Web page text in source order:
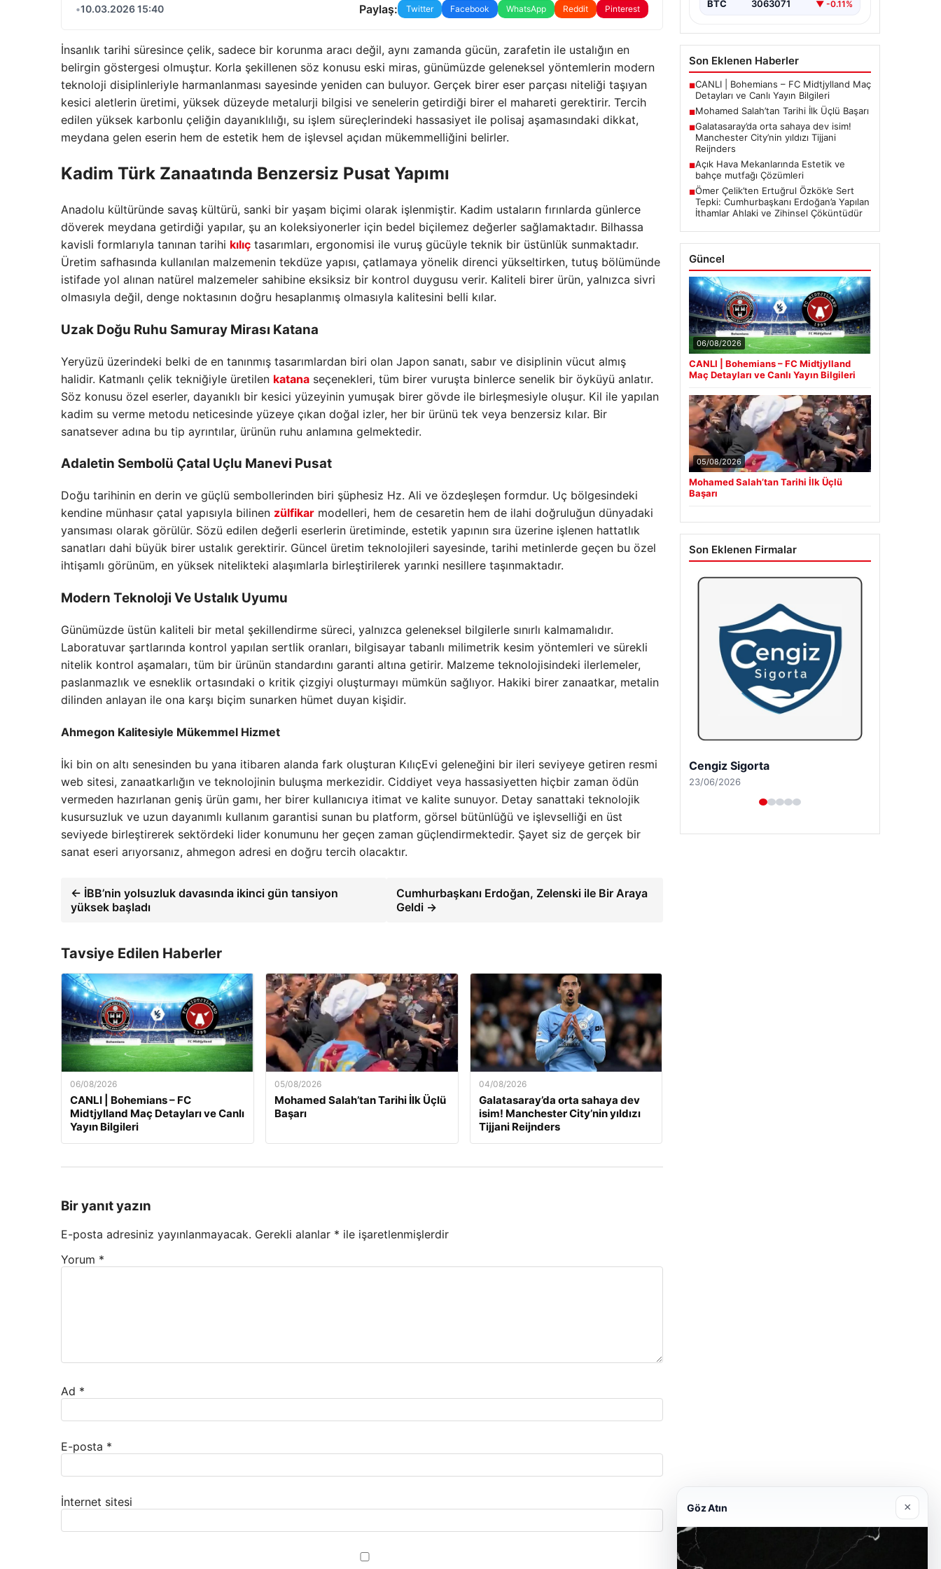
•10.03.2026 15:40 Paylaş: Twitter Facebook WhatsApp Reddit Pinterest
İnsanlık tarihi süresince çelik, sadece bir korunma aracı değil, aynı zamanda gücün, zarafetin ile ustalığın en
belirgin göstergesi olmuştur. Korla şekillenen söz konusu eski miras, günümüzde geleneksel yöntemlerin modern
teknoloji disiplinleriyle harmanlanması sayesinde yeniden can buluyor. Gerçek birer eser parçası niteliği taşıyan
kesici aletlerin üretimi, yüksek düzeyde metalurji bilgisi ve senelerin getirdiği birer el mahareti gerektirir. Tercih
edilen yüksek karbonlu çeliğin dayanıklılığı, su işlem süreçlerindeki hassasiyet ile polisaj aşamasındaki dikkat,
meydana gelen eserin hem de estetik hem de işlevsel açıdan mükemmelliğini belirler.
Kadim Türk Zanaatında Benzersiz Pusat Yapımı
Anadolu kültüründe savaş kültürü, sanki bir yaşam biçimi olarak işlenmiştir. Kadim ustaların fırınlarda günlerce
döverek meydana getirdiği yapılar, şu an koleksiyonerler için bedel biçilemez değerler sağlamaktadır. Bilhassa
kavisli formlarıyla tanınan tarihi kılıç tasarımları, ergonomisi ile vuruş gücüyle teknik bir üstünlük sunmaktadır.
Üretim safhasında kullanılan malzemenin tekdüze yapısı, çatlamaya yönelik direnci yükseltirken, tutuş bölümünde
istifade yol alınan natürel malzemeler sahibine eksiksiz bir kontrol duygusu verir. Kaliteli birer ürün, yalnızca sivri
olmasıyla değil, denge noktasının doğru hesaplanmış olmasıyla kalitesini belli kılar.
Uzak Doğu Ruhu Samuray Mirası Katana
Yeryüzü üzerindeki belki de en tanınmış tasarımlardan biri olan Japon sanatı, sabır ve disiplinin vücut almış
halidir. Katmanlı çelik tekniğiyle üretilen katana seçenekleri, tüm birer vuruşta binlerce senelik bir öyküyü anlatır.
Söz konusu özel eserler, dayanıklı bir kesici yüzeyinin yumuşak birer gövde ile birleşmesiyle oluşur. Kil ile yapılan
kadim su verme metodu neticesinde yüzeye çıkan doğal izler, her bir ürünü tek veya benzersiz kılar. Bir
sanatsever adına bu tip ayrıntılar, ürünün ruhu anlamına gelmektedir.
Adaletin Sembolü Çatal Uçlu Manevi Pusat
Doğu tarihinin en derin ve güçlü sembollerinden biri şüphesiz Hz. Ali ve özdeşleşen formdur. Uç bölgesindeki
kendine münhasır çatal yapısıyla bilinen zülfikar modelleri, hem de cesaretin hem de ilahi doğruluğun dünyadaki
yansıması olarak görülür. Sözü edilen değerli eserlerin üretiminde, estetik yapının sıra üzerine işlenen hattatlık
sanatları dahi büyük birer ustalık gerektirir. Güncel üretim teknolojileri sayesinde, tarihi metinlerde geçen bu özel
ihtişamlı görünüm, en yüksek nitelikteki alaşımlarla birleştirilerek yarınki nesillere taşınmaktadır.
Modern Teknoloji Ve Ustalık Uyumu
Günümüzde üstün kaliteli bir metal şekillendirme süreci, yalnızca geleneksel bilgilerle sınırlı kalmamalıdır.
Laboratuvar şartlarında kontrol yapılan sertlik oranları, bilgisayar tabanlı milimetrik kesim yöntemleri ve sürekli
nitelik kontrol aşamaları, tüm bir ürünün standardını garanti altına getirir. Malzeme teknolojisindeki ilerlemeler,
paslanmazlık ve esneklik ortasındaki o kritik çizgiyi oluşturmayı mümkün sağlıyor. Hakiki birer zanaatkar, metalin
dilinden anlayan ile ona karşı biçim sunarken hümet duyan kişidir.
Ahmegon Kalitesiyle Mükemmel Hizmet
İki bin on altı senesinden bu yana itibaren alanda fark oluşturan KılıçEvi geleneğini bir ileri seviyeye getiren resmi
web sitesi, zanaatkarlığın ve teknolojinin buluşma merkezidir. Ciddiyet veya hassasiyetten hiçbir zaman ödün
vermeden hazırlanan geniş ürün gamı, her birer kullanıcıya itimat ve kalite sunuyor. Detay sanattaki teknolojik
kusursuzluk ve uzun dayanımlı kullanım garantisi sunan bu platform, görsel bütünlüğü ve işlevselliği en üst
seviyede birleştirerek sektördeki lider konumunu her geçen zaman güçlendirmektedir. Şayet siz de gerçek bir
sanat eseri arıyorsanız, ahmegon adresi en doğru tercih olacaktır.
← İBB’nin yolsuzluk davasında ikinci gün tansiyon
yüksek başladı
Cumhurbaşkanı Erdoğan, Zelenski ile Bir Araya
Geldi →
Tavsiye Edilen Haberler
06/08/2026
CANLI | Bohemians – FC
Midtjylland Maç Detayları ve Canlı
Yayın Bilgileri
05/08/2026
Mohamed Salah’tan Tarihi İlk Üçlü
Başarı
04/08/2026
Galatasaray’da orta sahaya dev
isim! Manchester City’nin yıldızı
Tijjani Reijnders
Bir yanıt yazın
E-posta adresiniz yayınlanmayacak. Gerekli alanlar * ile işaretlenmişlerdir
Yorum *
Ad *
E-posta *
İnternet sitesi
BTC 3063071 ▼ -0.11%
Son Eklenen Haberler
■CANLI | Bohemians – FC Midtjylland Maç
Detayları ve Canlı Yayın Bilgileri
■Mohamed Salah’tan Tarihi İlk Üçlü Başarı
■Galatasaray’da orta sahaya dev isim!
Manchester City’nin yıldızı Tijjani
Reijnders
■Açık Hava Mekanlarında Estetik ve
bahçe mutfağı Çözümleri
■Ömer Çelik’ten Ertuğrul Özkök’e Sert
Tepki: Cumhurbaşkanı Erdoğan’a Yapılan
İthamlar Ahlaki ve Zihinsel Çöküntüdür
Güncel
06/08/2026
CANLI | Bohemians – FC Midtjylland
Maç Detayları ve Canlı Yayın Bilgileri
05/08/2026
Mohamed Salah’tan Tarihi İlk Üçlü
Başarı
Son Eklenen Firmalar
Hastaş Beton
26/05/2026
Göz Atın ×